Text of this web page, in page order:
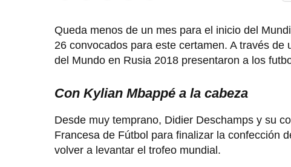
Queda menos de un mes para el inicio del
26 convocados para este certamen. A través
del Mundo en Rusia 2018 presentaron a los
Con Kylian Mbappé a la cabeza
Desde muy temprano, Didier Deschamps y su
Francesa de Fútbol para finalizar la confección
volver a levantar el trofeo mundial.